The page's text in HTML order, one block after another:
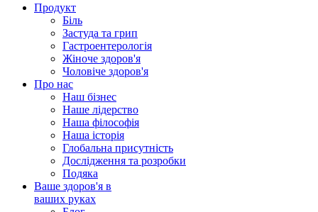
Продукт
Біль
Застуда та грип
Гастроентерологія
Жіноче здоров'я
Чоловіче здоров'я
Про нас
Наш бізнес
Наше лідерство
Наша філософія
Наша історія
Глобальна присутність
Дослідження та розробки
Подяка
Ваше здоров'я в
ваших руках